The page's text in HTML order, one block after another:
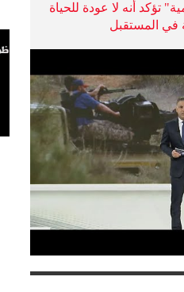
تؤكد أنه لا عودة للحياة
في المستقبل